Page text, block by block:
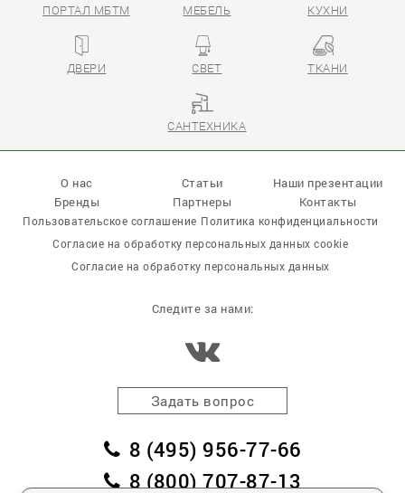
ПОРТАЛ МБТМ МЕБЕЛЬ КУХНИ
ДВЕРИ СВЕТ ТКАНИ
САНТЕХНИКА
О нас Статьи
Наши презентации
Бренды
Партнеры Контакты
Пользовательское соглашение Политика конфиденциальности
Согласие на обработку персональных данных cookie
Согласие на обработку персональных данных
Следите за нами:
Задать вопрос
8 (495) 956-77-66
8 (800) 707-87-13